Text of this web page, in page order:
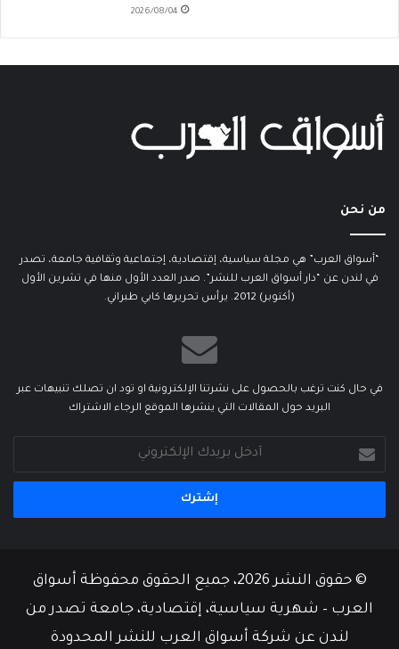
2026/08/04
من نحن
“أسواق العرب” هي مجلة سياسية، إقتصادية، إجتماعية وثقافية جامعة، تصدر
في لندن عن “دار أسواق العرب للنشر”. صدر العدد الأول منها في تشرين الأول
(أكتوبر) 2012. يرأس تحريرها كابي طبراني.
في حال كنت ترغب بالحصول على نشرتنا الإلكترونية او تود ان تصلك تنبيهات عبر
البريد حول المقالات التي ينشرها الموقع الرجاء الاشتراك
بريدك
الإلكتروني
© حقوق النشر 2026، جميع الحقوق محفوظة أسواق
العرب – شهرية سياسية، إقتصادية، جامعة تصدر من
لندن عن شركة أسواق العرب للنشر المحدودة